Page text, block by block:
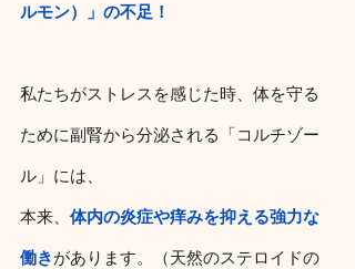
ルモン）」の不足！
私たちがストレスを感じた時、体を守る
ために副腎から分泌される「コルチゾー
ル」には、
本来、 体内の炎症や痒みを抑える強力な
働きがあります。（天然のステロイドの